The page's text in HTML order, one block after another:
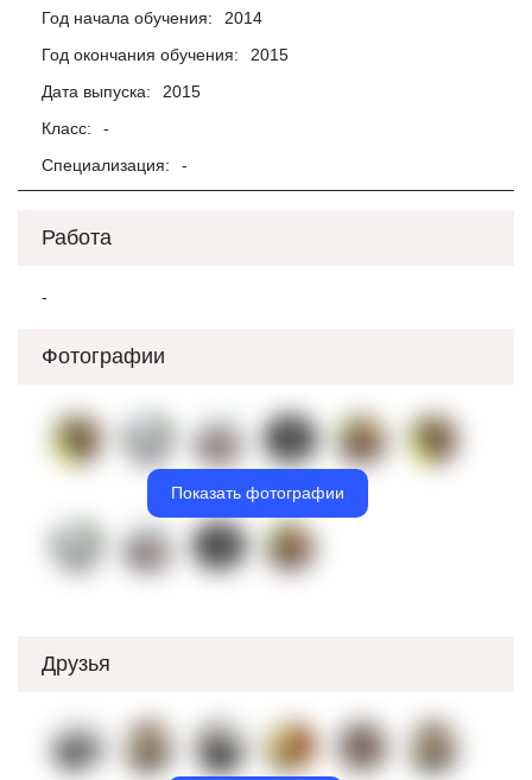
Год начала обучения:
2014
Год окончания обучения:
2015
Дата выпуска:
2015
Класс:
-
Специализация:
-
Работа
-
Фотографии
Показать фотографии
Друзья